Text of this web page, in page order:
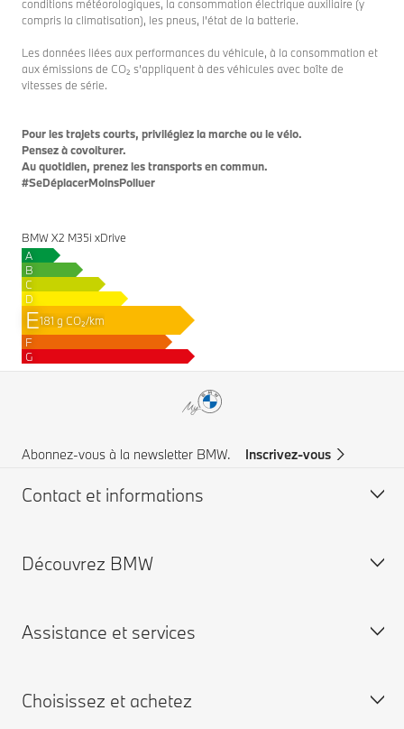
conditions météorologiques, la consommation électrique auxiliaire (y
compris la climatisation), les pneus, l'état de la batterie.
Les données liées aux performances du véhicule, à la consommation et
aux émissions de CO₂ s’appliquent à des véhicules avec boîte de
vitesses de série.
Pour les trajets courts, privilégiez la marche ou le vélo.
Pensez à covoiturer.
Au quotidien, prenez les transports en commun.
#SeDéplacerMoinsPolluer
BMW X2 M35i xDrive
A
B
C
D
E181 g CO₂/km
F
G
Abonnez-vous à la newsletter BMW. Inscrivez-vous
Contact et informations
Service à la clientèle
Trouvez votre partenaire BMW
Demandez une brochure
Découvrez BMW
Comité Exécutif
Certification ISO 9001
Assistance et services
Campagne de rappel airbag TAKATA
Choisissez et achetez